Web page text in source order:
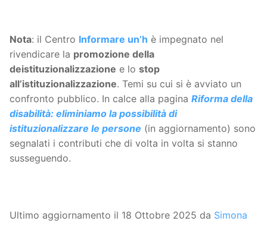
Nota: il Centro Informare un’h è impegnato nel
rivendicare la promozione della
deistituzionalizzazione e lo stop
all’istituzionalizzazione. Temi su cui si è avviato un
confronto pubblico. In calce alla pagina Riforma della
disabilità: eliminiamo la possibilità di
istituzionalizzare le persone (in aggiornamento) sono
segnalati i contributi che di volta in volta si stanno
susseguendo.
Ultimo aggiornamento il 18 Ottobre 2025 da Simona